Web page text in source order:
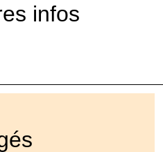
infos